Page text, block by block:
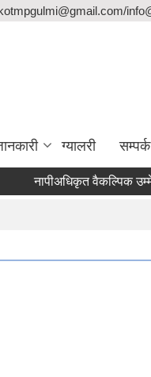
ग्यालरी सम्पर्क
नापीअधिकृत वैकल्पिक